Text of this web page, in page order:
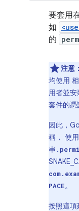
要套用
如
的
注意：
均使用
用者並
套件的憑
因此，
稱， 使
串
PACE。
按照這項